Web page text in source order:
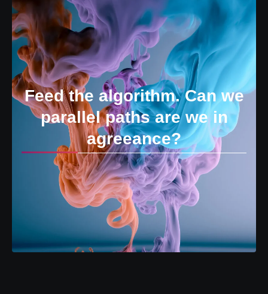
Feed the algorithm. Can we
parallel paths are we in
agreeance?